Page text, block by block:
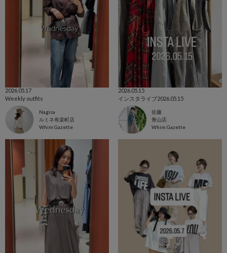
2026.05.17
Weekly outfits
Nagisa
ルミネ有楽町店
Whim Gazette
2026.05.15
インスタライブ2026.05.15
佐藤
青山店
Whim Gazette